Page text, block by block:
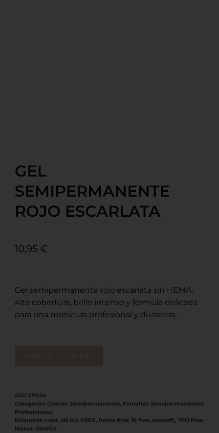
GEL
SEMIPERMANENTE
ROJO ESCARLATA
10,95 €
Gel semipermanente rojo escarlata sin HEMA.
Alta cobertura, brillo intenso y fórmula delicada
para una manicura profesional y duradera.
SKU SP024
Categorías Colores Semipermanente, Esmaltes Semipermanentes
Profesionales
Etiquetas color, HEMA FREE, hema free; 10 free, soakoff;, TPO Free
Marca: SIMPLY